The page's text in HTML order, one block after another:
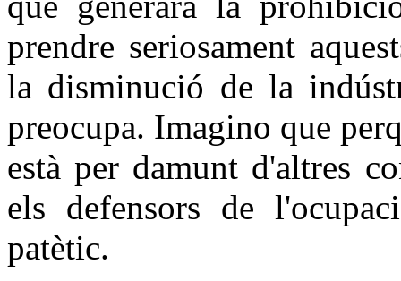
prendre seriosament
la disminució de la
preocupa. Imagino que
està per damunt d'altres
els defensors de
patètic.